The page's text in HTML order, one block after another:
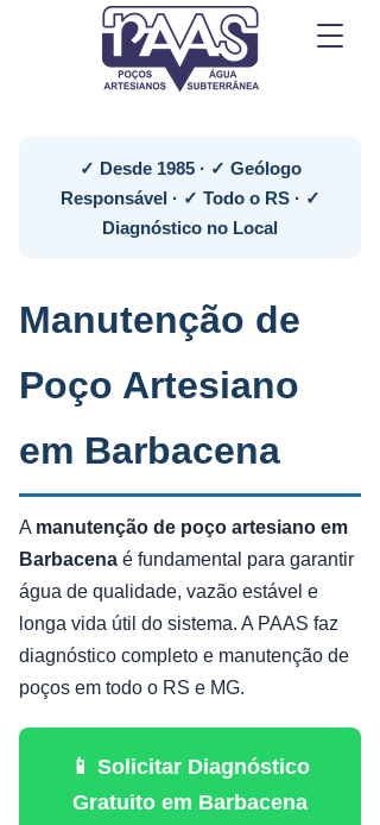
✓ Desde 1985 · ✓ Geólogo
Responsável · ✓ Todo o RS · ✓
Diagnóstico no Local
Manutenção de
Poço Artesiano
em Barbacena
A manutenção de poço artesiano em
Barbacena é fundamental para garantir
água de qualidade, vazão estável e
longa vida útil do sistema. A PAAS faz
diagnóstico completo e manutenção de
poços em todo o RS e MG.
📱 Solicitar Diagnóstico
Gratuito em Barbacena